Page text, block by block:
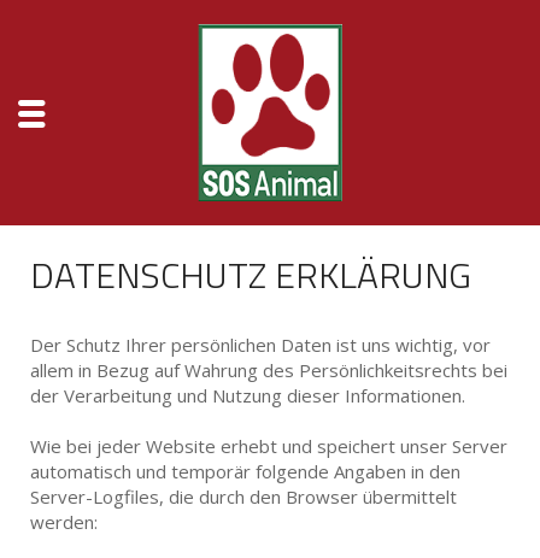
DATENSCHUTZ ERKLÄRUNG
Der Schutz Ihrer persönlichen Daten ist uns wichtig, vor
allem in Bezug auf Wahrung des Persönlichkeitsrechts bei
der Verarbeitung und Nutzung dieser Informationen.
Wie bei jeder Website erhebt und speichert unser Server
automatisch und temporär folgende Angaben in den
Server-Logfiles, die durch den Browser übermittelt
werden: